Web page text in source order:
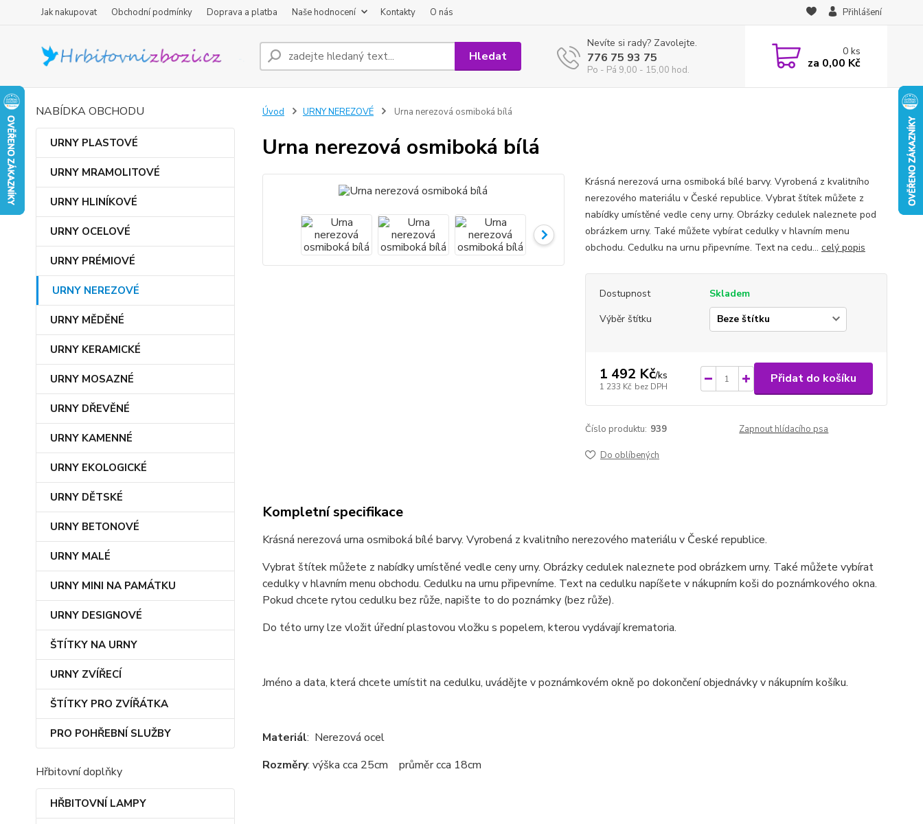
Jak nakupovat Obchodní podmínky Doprava a platba Naše hodnocení Kontakty O nás Přihlášení
Hledat
Nevíte si rady? Zavolejte.
776 75 93 75
Po - Pá 9,00 - 15,00 hod.
0ks
za 0,00 Kč
NABÍDKA OBCHODU
URNY PLASTOVÉ
URNY MRAMOLITOVÉ
URNY HLINÍKOVÉ
URNY OCELOVÉ
URNY PRÉMIOVÉ
URNY NEREZOVÉ
URNY MĚDĚNÉ
URNY KERAMICKÉ
URNY MOSAZNÉ
URNY DŘEVĚNÉ
URNY KAMENNÉ
URNY EKOLOGICKÉ
URNY DĚTSKÉ
URNY BETONOVÉ
URNY MALÉ
URNY MINI NA PAMÁTKU
URNY DESIGNOVÉ
ŠTÍTKY NA URNY
URNY ZVÍŘECÍ
ŠTÍTKY PRO ZVÍŘÁTKA
PRO POHŘEBNÍ SLUŽBY
Hřbitovní doplňky
HŘBITOVNÍ LAMPY
Úvod URNY NEREZOVÉ Urna nerezová osmiboká bílá
Urna nerezová osmiboká bílá
Krásná nerezová urna osmiboká bílé barvy. Vyrobená z kvalitního
nerezového materiálu v České republice. Vybrat štítek můžete z
nabídky umístěné vedle ceny urny. Obrázky cedulek naleznete pod
obrázkem urny. Také můžete vybírat cedulky v hlavním menu
obchodu. Cedulku na urnu připevníme. Text na cedu... celý popis
Dostupnost
Skladem
Výběr štítku
1 492 Kč/ks
1 233 Kč bez DPH
Přidat do košíku
Číslo produktu: 939 Zapnout hlídacího psa
Do oblíbených
Kompletní specifikace
Krásná nerezová urna osmiboká bílé barvy. Vyrobená z kvalitního nerezového materiálu v České republice.
Vybrat štítek můžete z nabídky umístěné vedle ceny urny. Obrázky cedulek naleznete pod obrázkem urny. Také můžete vybírat
cedulky v hlavním menu obchodu. Cedulku na urnu připevníme. Text na cedulku napíšete v nákupním koši do poznámkového okna.
Pokud chcete rytou cedulku bez růže, napište to do poznámky (bez růže).
Do této urny lze vložit úřední plastovou vložku s popelem, kterou vydávají krematoria.
Jméno a data, která chcete umístit na cedulku, uvádějte v poznámkovém okně po dokončení objednávky v nákupním košíku.
Materiál: Nerezová ocel
Rozměry: výška cca 25cm průměr cca 18cm